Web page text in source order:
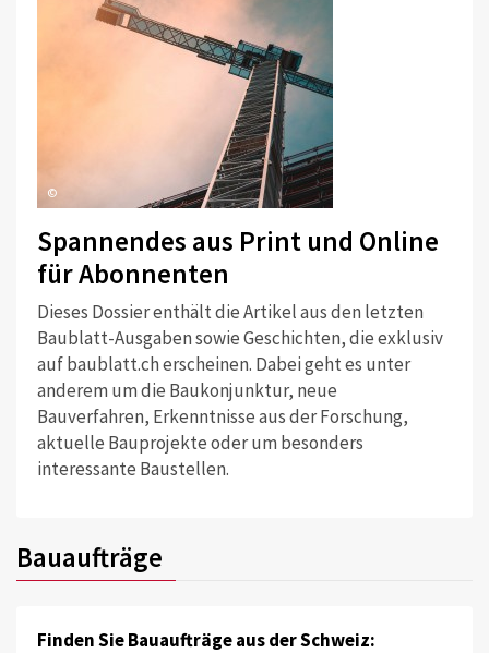
©
Spannendes aus Print und Online
für Abonnenten
Dieses Dossier enthält die Artikel aus den letzten
Baublatt-Ausgaben sowie Geschichten, die exklusiv
auf baublatt.ch erscheinen. Dabei geht es unter
anderem um die Baukonjunktur, neue
Bauverfahren, Erkenntnisse aus der Forschung,
aktuelle Bauprojekte oder um besonders
interessante Baustellen.
Bauaufträge
Finden Sie Bauaufträge aus der Schweiz: